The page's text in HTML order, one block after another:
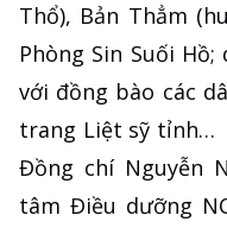
Thổ), Bản Thẳm
Phòng Sin Suối
với đồng bào các
trang Liệt sỹ tỉnh…
Đồng chí Nguyễn
tâm Điều dưỡng